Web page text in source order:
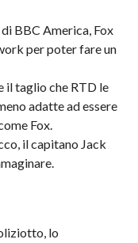
BBC America, Fox
per poter fare un
il taglio che RTD le
adatte ad essere
Fox.
il capitano Jack
lo